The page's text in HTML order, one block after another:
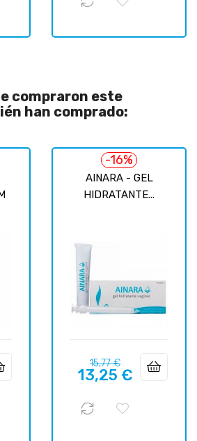
compraron este
han comprado:
AINARA - GEL
HIDRATANTE...
-16%
Precio
regular
15,77 €Precio
13,25 €